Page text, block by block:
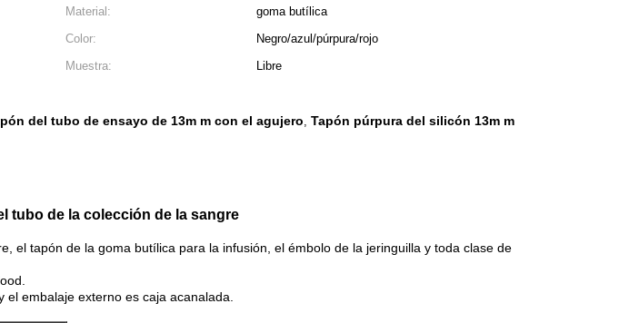
Material:
goma butílica
Color:
Negro/azul/púrpura/rojo
Muestra:
Libre
del tubo de ensayo de 13m m con el agujero, Tapón púrpura del silicón 13m m
tubo de la colección de la sangre
el tapón de la goma butílica para la infusión, el émbolo de la jeringuilla y toda clase de
embalaje externo es caja acanalada.